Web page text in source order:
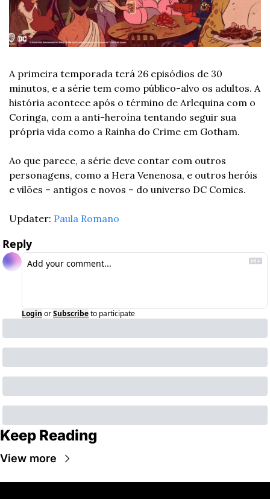
A primeira temporada terá 26 episódios de 30
minutos, e a série tem como público-alvo os adultos. A
história acontece após o término de Arlequina com o
Coringa, com a anti-heroína tentando seguir sua
própria vida como a Rainha do Crime em Gotham.
Ao que parece, a série deve contar com outros
personagens, como a Hera Venenosa, e outros heróis
e vilões – antigos e novos – do universo DC Comics.
Updater: Paula Romano
Reply
Login orSubscribeto participate
Keep Reading
View more